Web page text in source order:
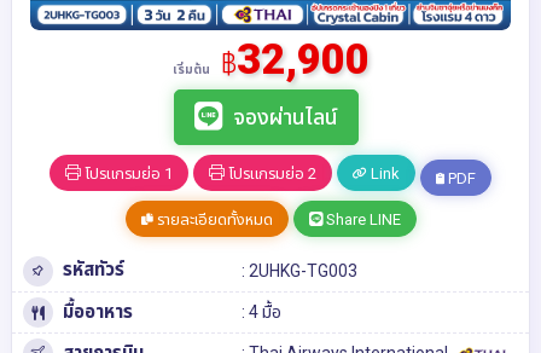
เริ่มต้น ฿32,900
จองผ่านไลน์
โปรแกรมย่อ 1 โปรแกรมย่อ 2 Link PDF
รายละเอียดทั้งหมด Share LINE
รหัสทัวร์ : 2UHKG-TG003
มื้ออาหาร : 4 มื้อ